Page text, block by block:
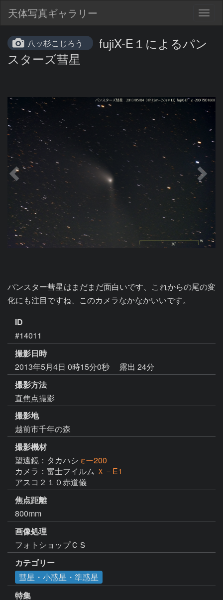
天体写真ギャラリー
八ッ杉こじろう
fujiX-E１によるパン
スターズ彗星
パンスター彗星はまだまだ面白いです、これからの尾の変
化にも注目ですね、このカメラなかなかいいです。
ID
#14011
撮影日時
2013年5月4日 0時15分0秒
露出 24分
撮影方法
直焦点撮影
撮影地
越前市千年の森
撮影機材
望遠鏡：タカハシ εー200
カメラ：富士フイルム Ｘ－E1
アスコ２１０赤道儀
焦点距離
800mm
画像処理
フォトショップＣＳ
カテゴリー
彗星・小惑星・準惑星
特集